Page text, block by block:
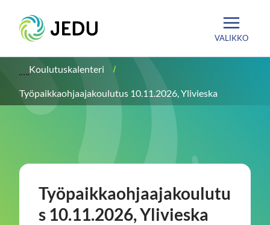
sisältöön
Etusivu
VALIKKO
Koulutuskalenteri
Työpaikkaohjaajakoulutus 10.11.2026, Ylivieska
Työpaikkaohjaajakoulutu
s 10.11.2026, Ylivieska